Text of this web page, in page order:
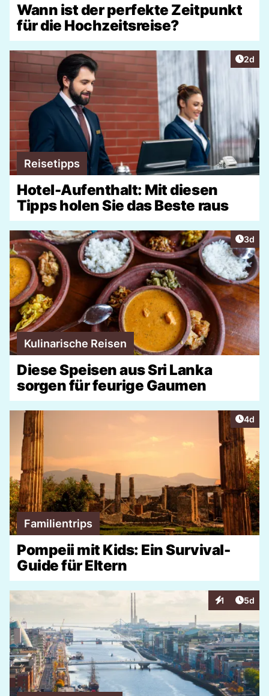
Wann ist der perfekte Zeitpunkt
für die Hochzeitsreise?
2d
Reisetipps
Hotel-Aufenthalt: Mit diesen
Tipps holen Sie das Beste raus
3d
Kulinarische Reisen
Diese Speisen aus Sri Lanka
sorgen für feurige Gaumen
4d
Familientrips
Pompeii mit Kids: Ein Survival-
Guide für Eltern
1
Interaktionen
5d